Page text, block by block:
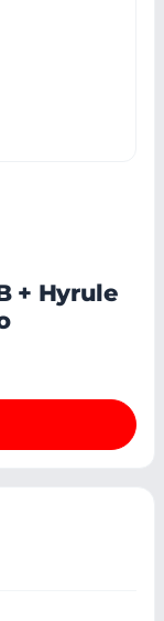
+ Hyrule